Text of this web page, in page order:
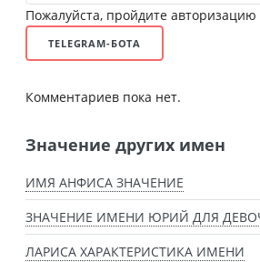
Пожалуйста, пройдите
TELEGRAM-БОТА
Комментариев пока нет.
Значение других имен
ИМЯ АНФИСА ЗНАЧЕНИЕ
ЗНАЧЕНИЕ ИМЕНИ ЮРИЙ ДЛЯ
ЛАРИСА ХАРАКТЕРИСТИКА ИМЕНИ